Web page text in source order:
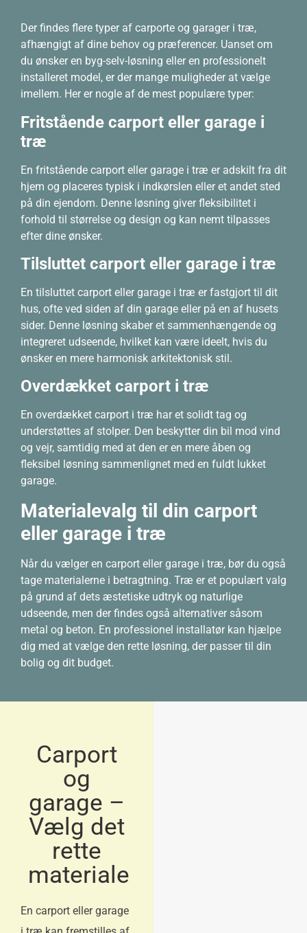
Der findes flere typer af carporte og garager i træ,
afhængigt af dine behov og præferencer. Uanset om
du ønsker en byg-selv-løsning eller en professionelt
installeret model, er der mange muligheder at vælge
imellem. Her er nogle af de mest populære typer:
Fritstående carport eller garage i
træ
En fritstående carport eller garage i træ er adskilt fra dit
hjem og placeres typisk i indkørslen eller et andet sted
på din ejendom. Denne løsning giver fleksibilitet i
forhold til størrelse og design og kan nemt tilpasses
efter dine ønsker.
Tilsluttet carport eller garage i træ
En tilsluttet carport eller garage i træ er fastgjort til dit
hus, ofte ved siden af din garage eller på en af husets
sider. Denne løsning skaber et sammenhængende og
integreret udseende, hvilket kan være ideelt, hvis du
ønsker en mere harmonisk arkitektonisk stil.
Overdækket carport i træ
En overdækket carport i træ har et solidt tag og
understøttes af stolper. Den beskytter din bil mod vind
og vejr, samtidig med at den er en mere åben og
fleksibel løsning sammenlignet med en fuldt lukket
garage.
Materialevalg til din carport
eller garage i træ
Når du vælger en carport eller garage i træ, bør du også
tage materialerne i betragtning. Træ er et populært valg
på grund af dets æstetiske udtryk og naturlige
udseende, men der findes også alternativer såsom
metal og beton. En professionel installatør kan hjælpe
dig med at vælge den rette løsning, der passer til din
bolig og dit budget.
Carport
og
garage –
Vælg det
rette
materiale
En carport eller garage